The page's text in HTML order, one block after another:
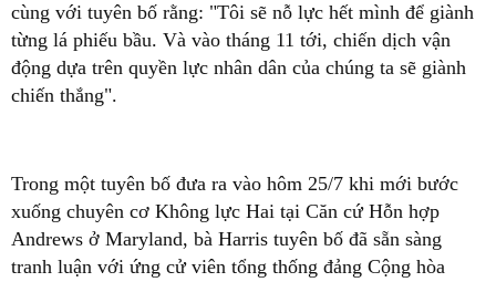
cùng với tuyên bố rằng: "Tôi sẽ nỗ lực hết mình để giành
từng lá phiếu bầu. Và vào tháng 11 tới, chiến dịch vận
động dựa trên quyền lực nhân dân của chúng ta sẽ giành
chiến thắng".
Trong một tuyên bố đưa ra vào hôm 25/7 khi mới bước
xuống chuyên cơ Không lực Hai tại Căn cứ Hỗn hợp
Andrews ở Maryland, bà Harris tuyên bố đã sẵn sàng
tranh luận với ứng cử viên tổng thống đảng Cộng hòa